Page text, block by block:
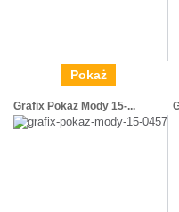
Pokaż
Grafix Pokaz Mody 15-...